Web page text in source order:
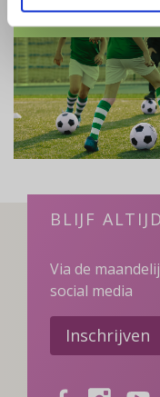
BLIJF
Via de
social media
Inschrijven